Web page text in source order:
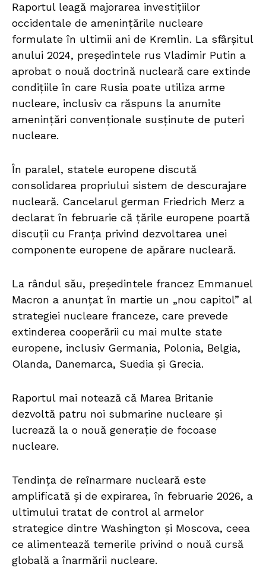
Raportul leagă majorarea investițiilor
occidentale de amenințările nucleare
formulate în ultimii ani de Kremlin. La sfârșitul
anului 2024, președintele rus Vladimir Putin a
aprobat o nouă doctrină nucleară care extinde
condițiile în care Rusia poate utiliza arme
nucleare, inclusiv ca răspuns la anumite
amenințări convenționale susținute de puteri
nucleare.
În paralel, statele europene discută
consolidarea propriului sistem de descurajare
nucleară. Cancelarul german Friedrich Merz a
declarat în februarie că țările europene poartă
discuții cu Franța privind dezvoltarea unei
componente europene de apărare nucleară.
La rândul său, președintele francez Emmanuel
Macron a anunțat în martie un „nou capitol” al
strategiei nucleare franceze, care prevede
extinderea cooperării cu mai multe state
europene, inclusiv Germania, Polonia, Belgia,
Olanda, Danemarca, Suedia și Grecia.
Raportul mai notează că Marea Britanie
dezvoltă patru noi submarine nucleare și
lucrează la o nouă generație de focoase
nucleare.
Tendința de reînarmare nucleară este
amplificată și de expirarea, în februarie 2026, a
ultimului tratat de control al armelor
strategice dintre Washington și Moscova, ceea
ce alimentează temerile privind o nouă cursă
globală a înarmării nucleare.